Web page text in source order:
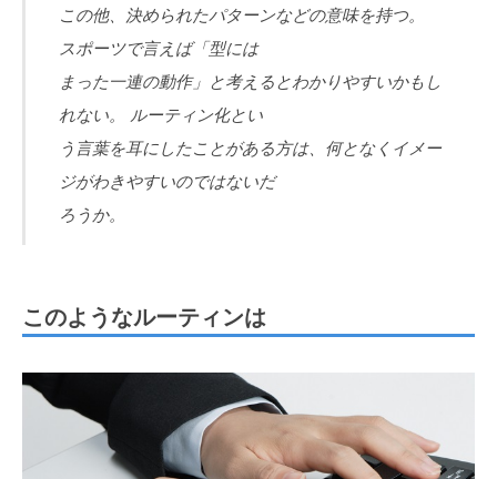
この他、決められたパターンなどの意味を持つ。
スポーツで言えば「型には
まった一連の動作」と考えるとわかりやすいかもし
れない。 ルーティン化とい
う言葉を耳にしたことがある方は、何となくイメー
ジがわきやすいのではないだ
ろうか。
このようなルーティンは